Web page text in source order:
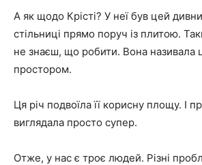
А як щодо Крісті? У неї був цей
стільниці прямо поруч із плитою.
не знаєш, що робити. Вона називала
простором.
Ця річ подвоїла її корисну площу. І
виглядала просто супер.
Отже, у нас є троє людей. Різні